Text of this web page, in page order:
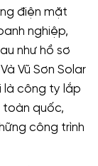
điện mặt
nghiệp,
như hồ sơ
Vũ Sơn Solar
là công ty lắp
toàn quốc,
công trình